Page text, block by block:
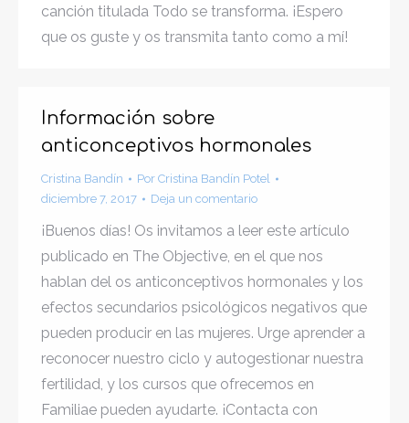
canción titulada Todo se transforma. ¡Espero
que os guste y os transmita tanto como a mí!
Información sobre
anticonceptivos hormonales
Cristina Bandín Por Cristina Bandín Potel
diciembre 7, 2017
Deja un comentario
¡Buenos días! Os invitamos a leer este artículo
publicado en The Objective, en el que nos
hablan del os anticonceptivos hormonales y los
efectos secundarios psicológicos negativos que
pueden producir en las mujeres. Urge aprender a
reconocer nuestro ciclo y autogestionar nuestra
fertilidad, y los cursos que ofrecemos en
Familiae pueden ayudarte. ¡Contacta con